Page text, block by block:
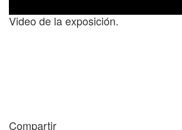
Video de la exposición.
Compartir